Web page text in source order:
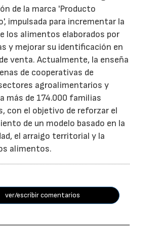
de la marca 'Producto
impulsada para incrementar la
los alimentos elaborados por
y mejorar su identificación en
venta. Actualmente, la enseña
de cooperativas de
agroalimentarios y
más de 174.000 familias
con el objetivo de reforzar el
de un modelo basado en la
el arraigo territorial y la
alimentos.
ver/escribir comentarios